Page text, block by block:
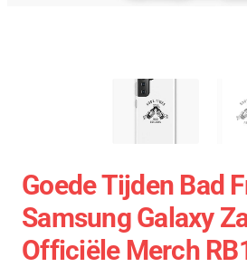
Goede Tijden Bad
Samsung Galaxy
Officiële Merch